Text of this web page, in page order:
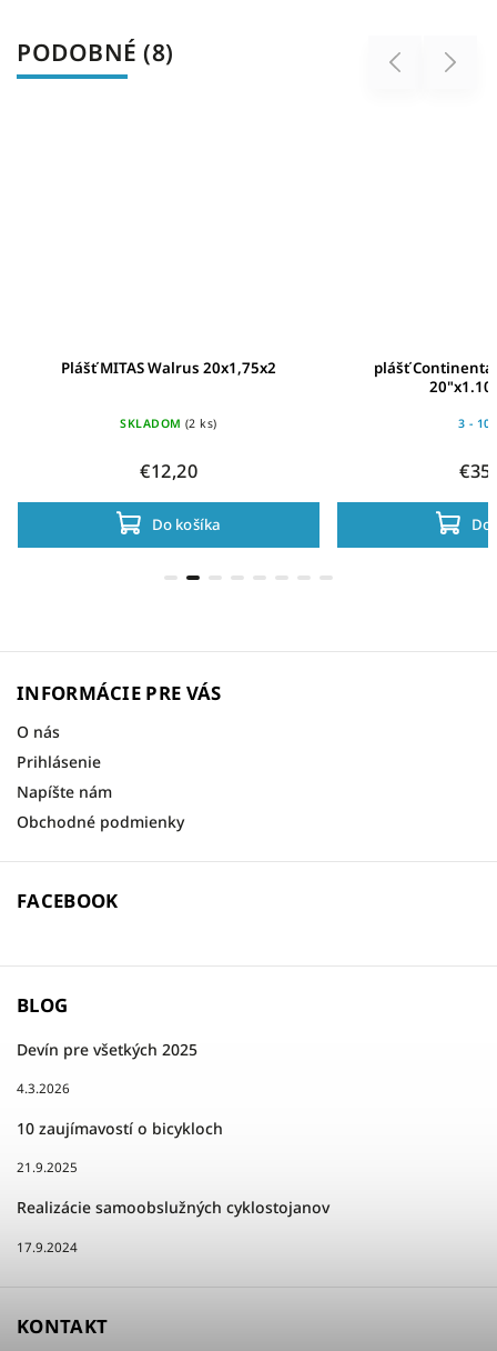
PODOBNÉ (8) Previous
Plášť MITAS Walrus 20x1,75x2
SKLADOM (2 ks)
€12,20
Do košíka
plášť
3 - 10
Do
Next
INFORMÁCIE PRE VÁS
O nás
Prihlásenie
Napíšte nám
Obchodné podmienky
FACEBOOK
BLOG
Devín pre všetkých 2025
4.3.2026
10 zaujímavostí o bicykloch
21.9.2025
Realizácie samoobslužných cyklostojanov
17.9.2024
KONTAKT